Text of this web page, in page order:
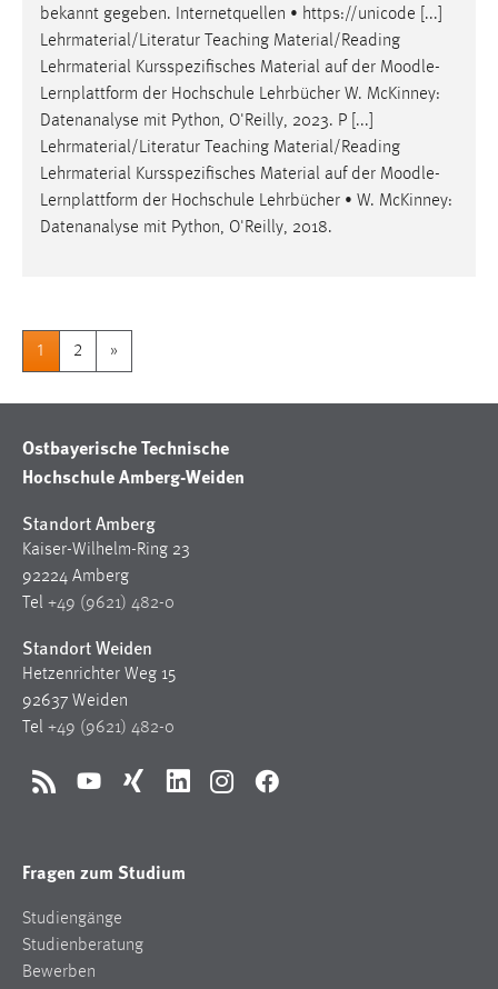
bekannt gegeben. Internetquellen • https://unicode [...]
Lehrmaterial/Literatur Teaching Material/Reading
Lehrmaterial Kursspezifisches Material auf der Moodle-
Lernplattform der Hochschule Lehrbücher W. McKinney:
Datenanalyse mit Python, O'Reilly, 2023. P [...]
Lehrmaterial/Literatur Teaching Material/Reading
Lehrmaterial Kursspezifisches Material auf der Moodle-
Lernplattform der Hochschule Lehrbücher • W. McKinney:
Datenanalyse mit Python, O'Reilly, 2018.
1 2 »
Ostbayerische Technische
Hochschule Amberg-Weiden
Standort Amberg
Kaiser-Wilhelm-Ring 23
92224 Amberg
Tel +49 (9621) 482-0
Standort Weiden
Hetzenrichter Weg 15
92637 Weiden
Tel +49 (9621) 482-0
RSS YouTubeXing LinkedInInstagramFacebook
Fragen zum Studium
Studiengänge
Studienberatung
Bewerben